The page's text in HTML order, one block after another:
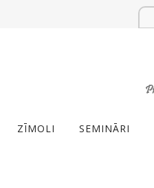
ZĪMOLI SEMINĀRI